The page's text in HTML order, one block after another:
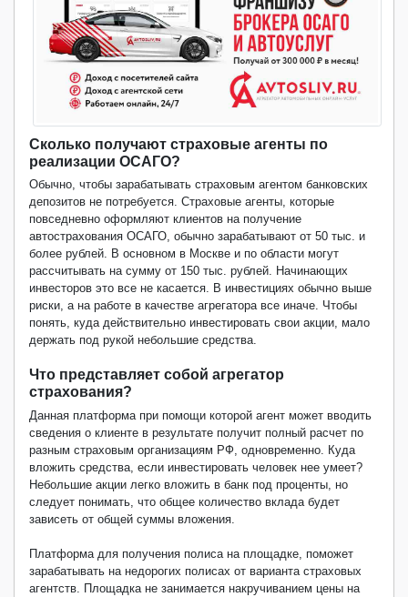
Сколько получают страховые агенты по
реализации ОСАГО?
Обычно, чтобы зарабатывать страховым агентом банковских
депозитов не потребуется. Страховые агенты, которые
повседневно оформляют клиентов на получение
автострахования ОСАГО, обычно зарабатывают от 50 тыс. и
более рублей. В основном в Москве и по области могут
рассчитывать на сумму от 150 тыс. рублей. Начинающих
инвесторов это все не касается. В инвестициях обычно выше
риски, а на работе в качестве агрегатора все иначе. Чтобы
понять, куда действительно инвестировать свои акции, мало
держать под рукой небольшие средства.
Что представляет собой агрегатор
страхования?
Данная платформа при помощи которой агент может вводить
сведения о клиенте в результате получит полный расчет по
разным страховым организациям РФ, одновременно. Куда
вложить средства, если инвестировать человек нее умеет?
Небольшие акции легко вложить в банк под проценты, но
следует понимать, что общее количество вклада будет
зависеть от общей суммы вложения.
Платформа для получения полиса на площадке, поможет
зарабатывать на недорогих полисах от варианта страховых
агентств. Площадка не занимается накручиванием цены на